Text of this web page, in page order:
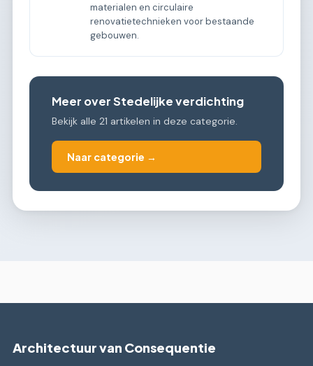
materialen en circulaire
renovatietechnieken voor bestaande
gebouwen.
Meer over Stedelijke verdichting
Bekijk alle 21 artikelen in deze categorie.
Naar categorie →
Architectuur van Consequentie